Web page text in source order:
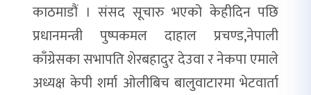
काठमाडौं । संसद सूचारु भएको केहीदिन पछि
प्रधानमन्त्री पुष्पकमल दाहाल प्रचण्ड,नेपाली
काँग्रेसका सभापति शेरबहादुर देउवा र नेकपा एमाले
अध्यक्ष केपी शर्मा ओलीबिच बालुवाटारमा भेटवार्ता